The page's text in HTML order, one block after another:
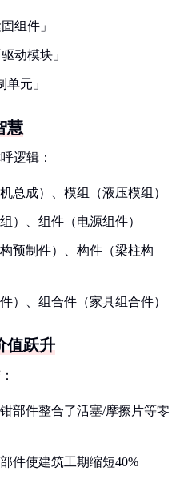
组件」
动模块」
元」
慧
逻辑：
总成）、模组（液压模组）
）、组件（电源组件）
预制件）、构件（梁柱构
）、组合件（家具组合件）
值跃升
部件整合了活塞/摩擦片等零
件使建筑工期缩短40%